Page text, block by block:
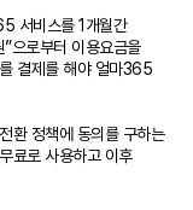
서비스를 1개월간
으로부터 이용요금을
결제를 해야 얼마365
환 정책에 동의를 구하는
료로 사용하고 이후